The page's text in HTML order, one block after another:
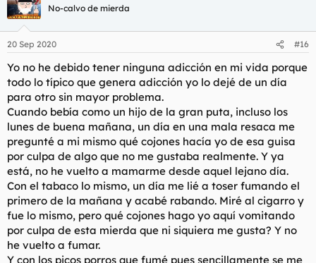
No-calvo de mierda
20 Sep 2020 #16
Yo no he debido tener ninguna adicción en mi vida porque
todo lo típico que genera adicción yo lo dejé de un día
para otro sin mayor problema.
Cuando bebía como un hijo de la gran puta, incluso los
lunes de buena mañana, un día en una mala resaca me
pregunté a mi mismo qué cojones hacía yo de esa guisa
por culpa de algo que no me gustaba realmente. Y ya
está, no he vuelto a mamarme desde aquel lejano día.
Con el tabaco lo mismo, un día me lié a toser fumando el
primero de la mañana y acabé rabando. Miré al cigarro y
fue lo mismo, pero qué cojones hago yo aquí vomitando
por culpa de esta mierda que ni siquiera me gusta? Y no
he vuelto a fumar.
Y con los picos porros que fumé pues sencillamente se me